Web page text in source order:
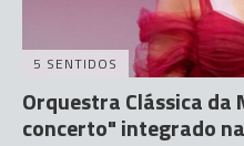
5 SENTIDOS
Orquestra Clássica
concerto" integrado